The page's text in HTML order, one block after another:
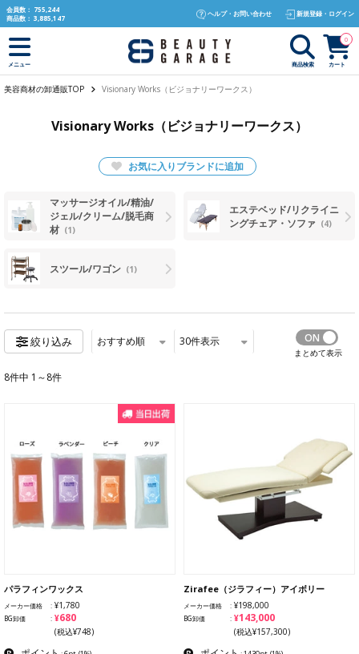
text.skipToContent
text.skipToNavigation
会員数： 755,244
商品数： 3,885,147
ヘルプ・お問い合わせ 新規登録・ログイン
メニュー 商品検索 カート
0
美容商材の卸通販TOP Visionary Works（ビジョナリーワークス）
Visionary Works（ビジョナリーワークス）
お気に入りブランドに追加
マッサージオイル/精油/
ジェル/クリーム/脱毛商
材 (1)
エステベッド/リクライニ
ングチェア・ソファ (4)
スツール/ワゴン (1)
絞り込み おすすめ順 30件表示
まとめて表示
8件中 1～8件
パラフィンワックス
メーカー価格 ¥1,780
BG卸価 ¥680
(税込¥748)
Zirafee（ジラフィー）アイボリー
メーカー価格 ¥198,000
BG卸価 ¥143,000
(税込¥157,300)